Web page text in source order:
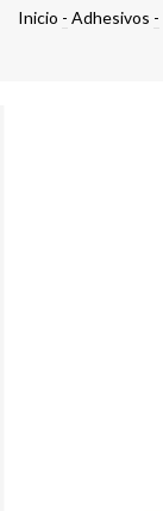
Inicio - Adhesivos -